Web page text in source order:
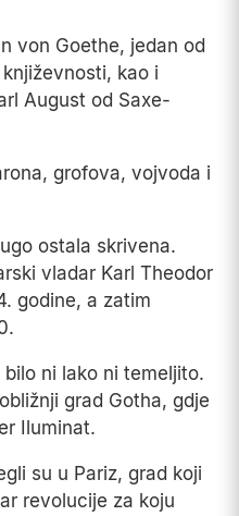
von Goethe, jedan od
kao i
August od Saxe-
grofova, vojvoda i
ostala skrivena.
vladar Karl Theodor
godine, a zatim
ni lako ni temeljito.
grad Gotha, gdje
Iluminat.
su u Pariz, grad koji
revolucije za koju